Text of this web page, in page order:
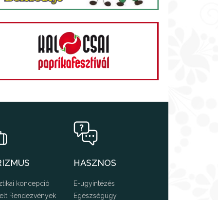
koncepció
Rendezvények
HASZNOS
E-ügyintézés
Egészségügy